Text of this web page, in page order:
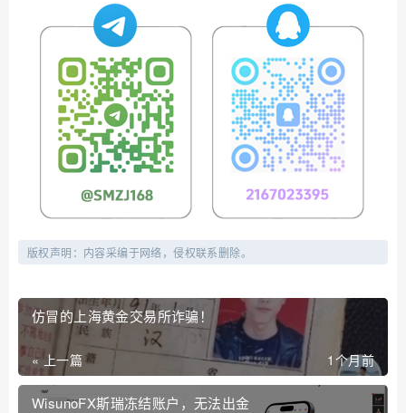
版权声明：内容采编于网络，侵权联系删除。
仿冒的上海黄金交易所诈骗！
« 上一篇 1个月前
WisunoFX斯瑞冻结账户，无法出金